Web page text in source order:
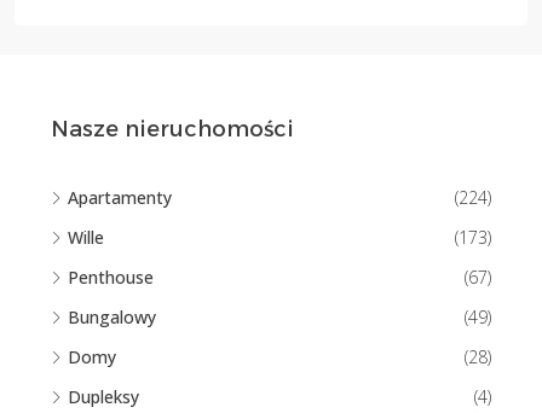
Nasze nieruchomości
Apartamenty
(224)
Wille
(173)
Penthouse
(67)
Bungalowy
(49)
Domy
(28)
Dupleksy
(4)